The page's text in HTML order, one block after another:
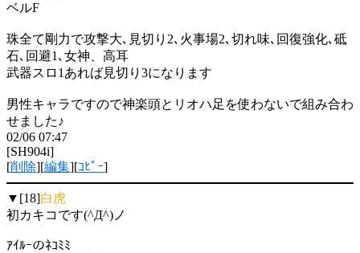
ベルF
珠全て剛力で攻撃大､見切り2､火事場2､切れ味､回復強化､砥
石､回避1､女神、高耳
武器スロ1あれば見切り3になります
男性キャラですので神楽頭とリオハ足を使わないで組み合わ
せました♪
02/06 07:47
[SH904i]
[削除][編集][ｺﾋﾟｰ]
▼[18]白虎
初カキコです(^Д^)ノ
ｱｲﾙｰのﾈｺﾐﾐ